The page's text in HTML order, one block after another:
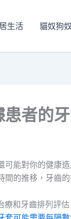
生活 貓奴狗奴
者的
能對你的健康
的推移，牙齒
療和牙齒排列評